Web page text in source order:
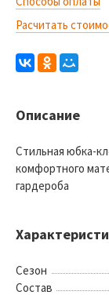
Расчитать
Описание
Стильная юбка-
комфортного
гардероба
Сезон
Состав